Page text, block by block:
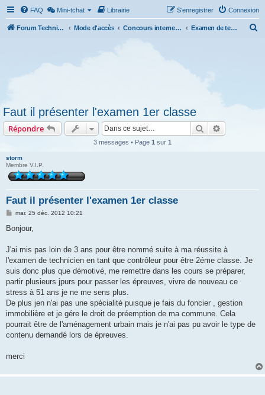
FAQ Mini-tchat Librairie Connexion
S’enregistrer
Forum Technicien-Territoral Mode d'accès Concours internes et externes, examens Examen de technicien territorial principal de 1ère classe (TTP1C)
Faut il présenter l'examen 1er classe
Répondre Rechercher
3 messages • Page 1 sur 1
storm
Membre V.I.P.
Faut il présenter l'examen 1er classe
M
s
g
mar. 25 déc. 2012 10:21
Bonjour,
J'ai mis pas loin de 3 ans pour être nommé suite à ma réussite à
l'examen de technicien en tant que contrôleur pour être 2éme classe. Je
suis donc plus que démotivé, me remettre dans les cours se préparer,
partir plusieurs jpurs pour passer les épreuves, vivre de nouveau ce
stress à 51 ans je ne me sens plus.
De plus jen n'ai pas une spécialité puisque je fais du foncier , gestion
immobilière et je gére le droit de préemption de ma commune. Cela
pourrait être de l'aménagement urbain mais je n'ai pas pu avoir le type de
contenu demandé lors de épreuves.
merci